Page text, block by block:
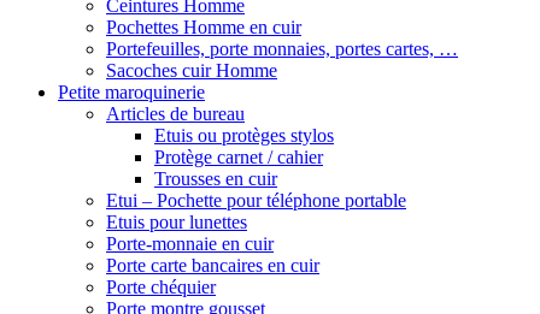
Ceintures Homme
Pochettes Homme en cuir
Portefeuilles, porte monnaies, portes cartes, …
Sacoches cuir Homme
Petite maroquinerie
Articles de bureau
Etuis ou protèges stylos
Protège carnet / cahier
Trousses en cuir
Etui – Pochette pour téléphone portable
Etuis pour lunettes
Porte-monnaie en cuir
Porte carte bancaires en cuir
Porte chéquier
Porte montre gousset